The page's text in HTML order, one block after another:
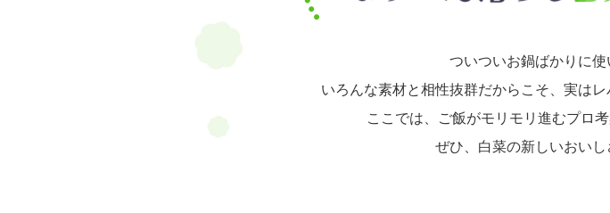
ついついお鍋ばかりに使
いろんな素材と相性抜群だからこそ、実は
ここでは、ご飯がモリモリ進むプロ
ぜひ、白菜の新しいおいし